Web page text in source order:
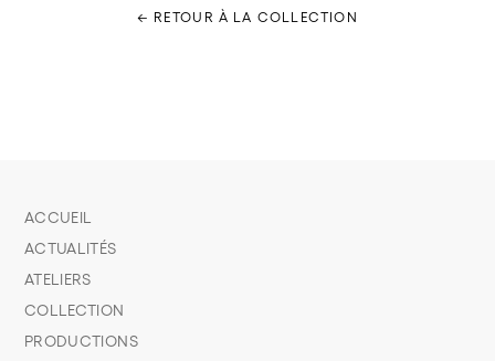
← RETOUR À LA COLLECTION
ACCUEIL
ACTUALITÉS
ATELIERS
COLLECTION
PRODUCTIONS